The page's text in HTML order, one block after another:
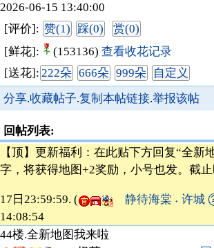
2026-06-15 13:40:00
[评价]: 赞(1) 踩(0)
赏(0)
[鲜花]:
(153136) 查看收花记录
[送花]: 222朵 666朵 999朵
自定义
分享.收藏帖子.复制本帖链接.举报该帖
回帖列表:
【顶】更新福利：在此贴下方回复“全新
字，将获得地图+2奖励，小号也发。截止
17日23:59:59. ( 静待海棠 ˖ 许城
14:08:54
44楼.全新地图我来啦